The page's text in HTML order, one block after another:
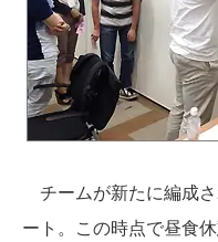
チームが新たに編成
ート。この時点で昼食